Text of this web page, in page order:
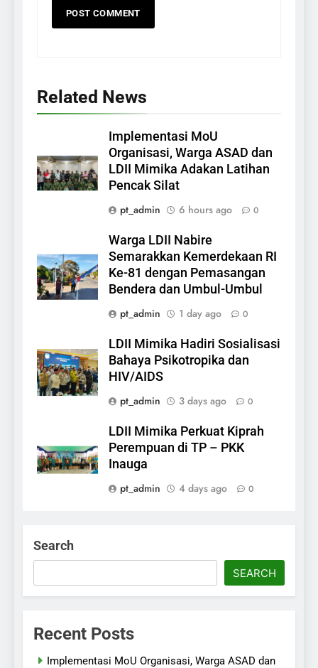
Related News
Implementasi MoU
Organisasi, Warga ASAD dan
LDII Mimika Adakan Latihan
Pencak Silat
pt_admin
6 hours ago 0
Warga LDII Nabire
Semarakkan Kemerdekaan RI
Ke-81 dengan Pemasangan
Bendera dan Umbul-Umbul
pt_admin
1 day ago 0
LDII Mimika Hadiri Sosialisasi
Bahaya Psikotropika dan
HIV/AIDS
pt_admin
3 days ago 0
LDII Mimika Perkuat Kiprah
Perempuan di TP – PKK
Inauga
pt_admin
4 days ago 0
Search
SEARCH
Recent Posts
Implementasi MoU Organisasi, Warga ASAD dan